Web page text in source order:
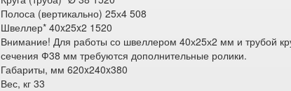
Полоса (вертикально) 25х4 508
Швеллер* 40x25x2 1520
Внимание! Для работы со швеллером 40х25х2 мм и трубой
сечения Ф38 мм требуются дополнительные ролики.
Габариты, мм 620x240x380
Вес, кг 33